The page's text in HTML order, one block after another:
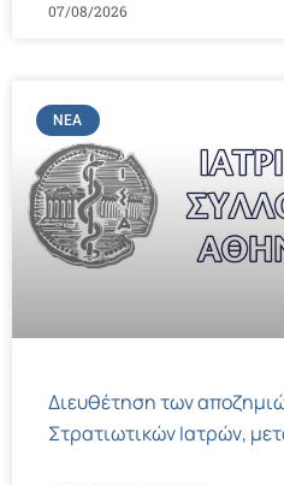
07/08/2026
ΝΈΑ
Διευθέτηση των
Στρατιωτικών Ιατρών,